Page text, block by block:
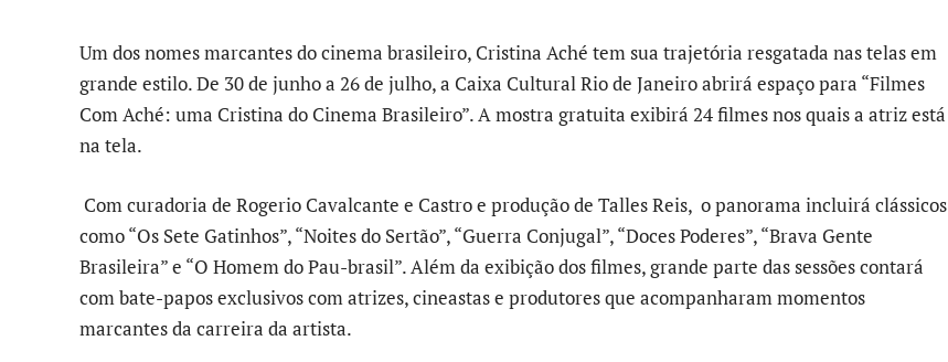
Um dos nomes marcantes do cinema brasileiro, Cristina Aché tem sua trajetória resgatada nas telas em
grande estilo. De 30 de junho a 26 de julho, a Caixa Cultural Rio de Janeiro abrirá espaço para “Filmes
Com Aché: uma Cristina do Cinema Brasileiro”. A mostra gratuita exibirá 24 filmes nos quais a atriz está
na tela.
Com curadoria de Rogerio Cavalcante e Castro e produção de Talles Reis, o panorama incluirá clássicos
como “Os Sete Gatinhos”, “Noites do Sertão”, “Guerra Conjugal”, “Doces Poderes”, “Brava Gente
Brasileira” e “O Homem do Pau-brasil”. Além da exibição dos filmes, grande parte das sessões contará
com bate-papos exclusivos com atrizes, cineastas e produtores que acompanharam momentos
marcantes da carreira da artista.